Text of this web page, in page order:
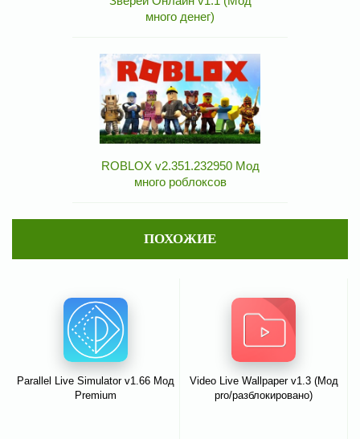
много денег)
ROBLOX v2.351.232950 Мод
много роблоксов
ПОХОЖИЕ
Parallel Live Simulator v1.66 Мод
Premium
Video Live Wallpaper v1.3 (Мод
pro/разблокировано)